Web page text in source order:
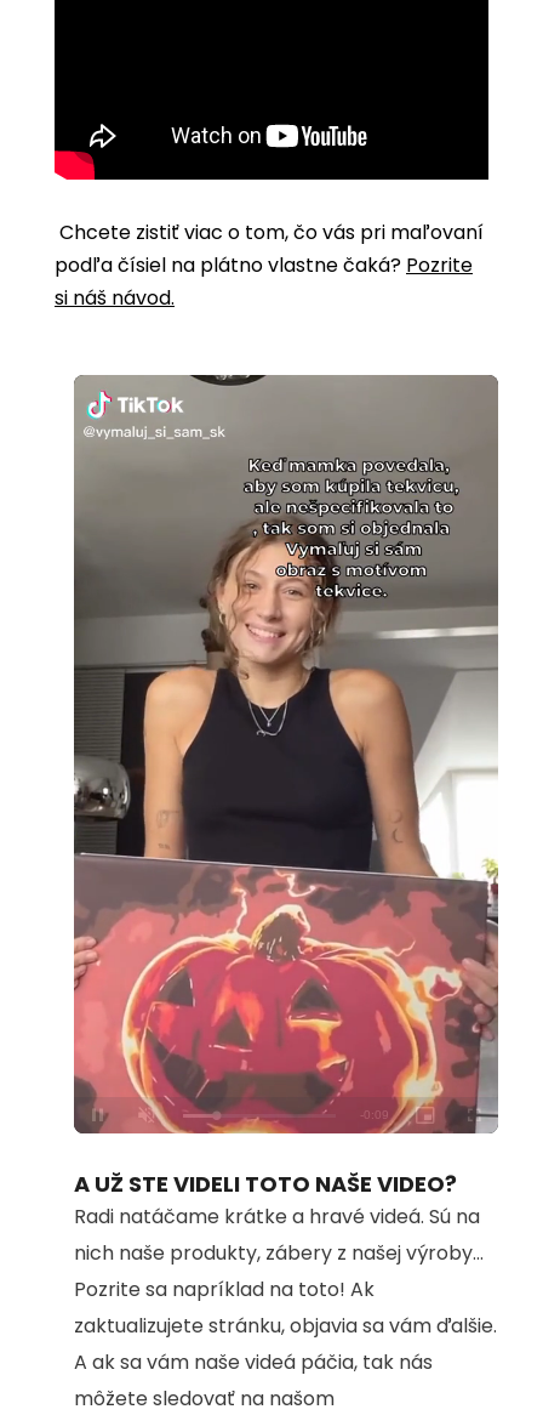
Chcete zistiť viac o tom, čo vás pri maľovaní
podľa čísiel na plátno vlastne čaká? Pozrite
si náš návod.
Unmute Loaded
100.00%
A UŽ STE VIDELI TOTO NAŠE VIDEO?
Radi natáčame krátke a hravé videá. Sú na
nich naše produkty, zábery z našej výroby...
Pozrite sa napríklad na toto! Ak
zaktualizujete stránku, objavia sa vám ďalšie.
A ak sa vám naše videá páčia, tak nás
môžete sledovať na našom